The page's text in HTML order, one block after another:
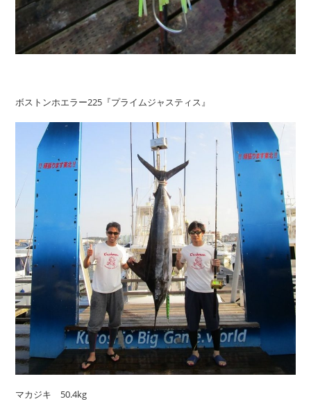
ボストンホエラー225『プライムジャスティス』
マカジキ 50.4kg